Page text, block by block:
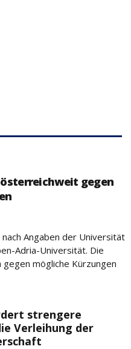
gegen
Angaben der Universität
Adria-Universität. Die
mögliche Kürzungen
strengere
Verleihung der